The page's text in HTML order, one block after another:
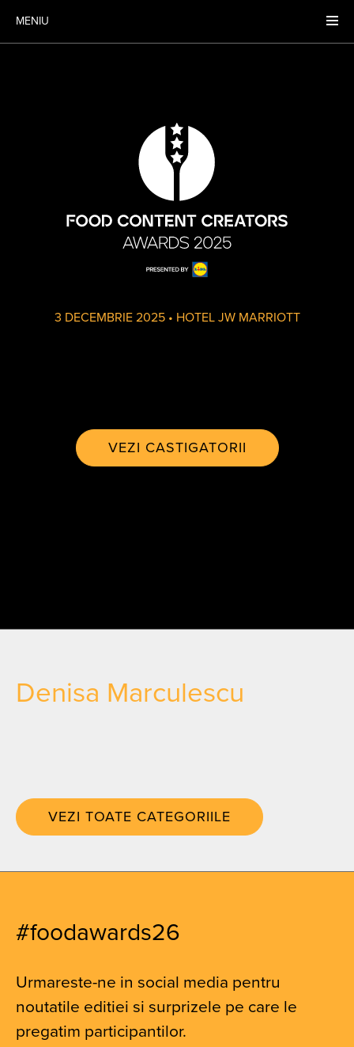
MENIU
3 DECEMBRIE 2025• HOTEL JW MARRIOTT
VEZI CASTIGATORII
Denisa Marculescu
VEZI TOATE CATEGORIILE
#foodawards26
Urmareste-ne in social media pentru
noutatile editiei si surprizele pe care le
pregatim participantilor.